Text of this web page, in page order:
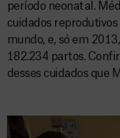
período neonatal.
cuidados
mundo, e, só em
182.234 partos.
desses cuidados que